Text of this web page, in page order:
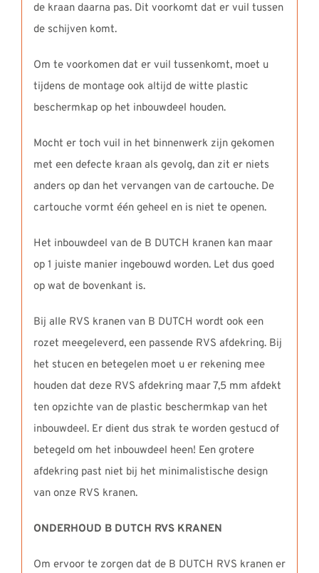
de kraan daarna pas. Dit voorkomt dat er vuil tussen
de schijven komt.
Om te voorkomen dat er vuil tussenkomt, moet u
tijdens de montage ook altijd de witte plastic
beschermkap op het inbouwdeel houden.
Mocht er toch vuil in het binnenwerk zijn gekomen
met een defecte kraan als gevolg, dan zit er niets
anders op dan het vervangen van de cartouche. De
cartouche vormt één geheel en is niet te openen.
Het inbouwdeel van de B DUTCH kranen kan maar
op 1 juiste manier ingebouwd worden. Let dus goed
op wat de bovenkant is.
Bij alle RVS kranen van B DUTCH wordt ook een
rozet meegeleverd, een passende RVS afdekring. Bij
het stucen en betegelen moet u er rekening mee
houden dat deze RVS afdekring maar 7,5 mm afdekt
ten opzichte van de plastic beschermkap van het
inbouwdeel. Er dient dus strak te worden gestucd of
betegeld om het inbouwdeel heen! Een grotere
afdekring past niet bij het minimalistische design
van onze RVS kranen.
ONDERHOUD B DUTCH RVS KRANEN
Om ervoor te zorgen dat de B DUTCH RVS kranen er